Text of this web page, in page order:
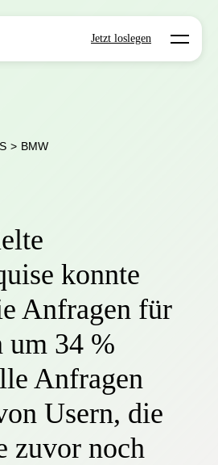
Jetzt loslegen Open
> BMW
konnte
Anfragen für
um 34 %
Anfragen
Usern, die
zuvor noch